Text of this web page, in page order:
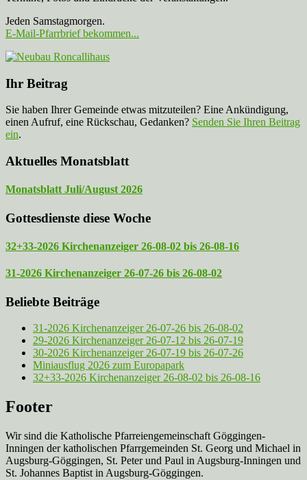
Jeden Samstagmorgen.
E-Mail-Pfarrbrief bekommen...
Ihr Beitrag
Sie haben Ihrer Gemeinde etwas mitzuteilen? Eine Ankündigung,
einen Aufruf, eine Rückschau, Gedanken? Senden Sie Ihren Beitrag
ein.
Aktuelles Monatsblatt
Monatsblatt Juli/August 2026
Gottesdienste diese Woche
32+33-2026 Kirchenanzeiger 26-08-02 bis 26-08-16
31-2026 Kirchenanzeiger 26-07-26 bis 26-08-02
Beliebte Beiträge
31-2026 Kirchenanzeiger 26-07-26 bis 26-08-02
29-2026 Kirchenanzeiger 26-07-12 bis 26-07-19
30-2026 Kirchenanzeiger 26-07-19 bis 26-07-26
Miniausflug 2026 zum Europapark
32+33-2026 Kirchenanzeiger 26-08-02 bis 26-08-16
Footer
Wir sind die Katholische Pfarreien­gemeinschaft Göggingen-
Inningen der katholischen Pfarrgemeinden St. Georg und Michael in
Augsburg-Göggingen, St. Peter und Paul in Augsburg-Inningen und
St. Johannes Baptist in Augsburg-Göggingen.